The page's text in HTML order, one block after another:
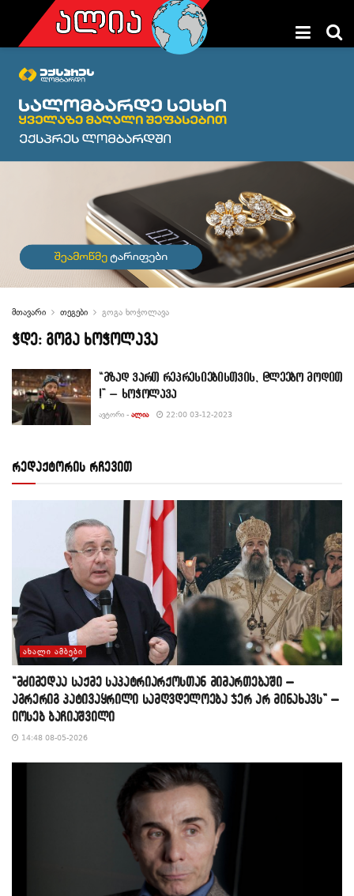
მთავარი თეგები გოგა ხოჭოლავა
ჭდე: გოგა ხოჭოლავა
“მზად ვართ რეპრესიებისთვის, @ლეებო მოდით
!” – ხოჭოლავა
ᲐᲕᲢᲝᲠᲘ - ᲐᲚᲘᲐ 22:00 03-12-2023
რედაქტორის რჩევით
ᲐᲮᲐᲚᲘ ᲐᲛᲑᲔᲑᲘ
“მძიმედაა საქმე საპატრიარქოსთან მიმართებაში –
აგრერიგ პატივაყრილი სამღვდელოება ჯერ არ მინახავს” –
იოსებ ბაჩიაშვილი
14:48 08-05-2026